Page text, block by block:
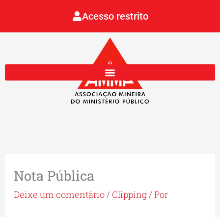
Acesso restrito
Nota Pública
Deixe um comentário/ Clipping/ Por